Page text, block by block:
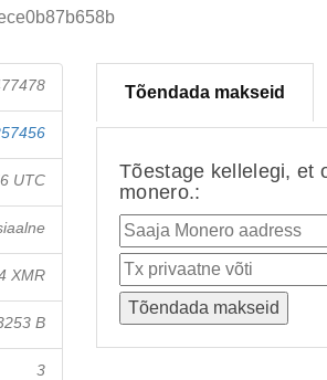
UTC
XMR
B
3
Tõendada makseid
Tõestage kellelegi, et
monero.: